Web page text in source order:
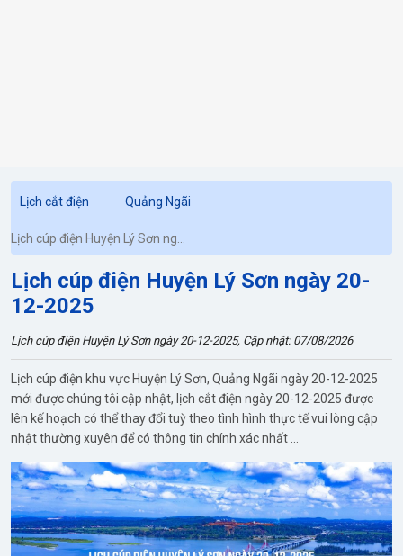
Lịch cắt điện Quảng Ngãi
Lịch cúp điện Huyện Lý Sơn ngày
20-12-2025
Lịch cúp điện Huyện Lý Sơn ngày 20-
12-2025
Lịch cúp điện Huyện Lý Sơn ngày 20-12-2025, Cập nhật: 07/08/2026
Lịch cúp điện khu vực Huyện Lý Sơn, Quảng Ngãi ngày 20-12-2025
mới được chúng tôi cập nhật, lịch cắt điện ngày 20-12-2025 được
lên kế hoạch có thể thay đổi tuỳ theo tình hình thực tế vui lòng cập
nhật thường xuyên để có thông tin chính xác nhất ...